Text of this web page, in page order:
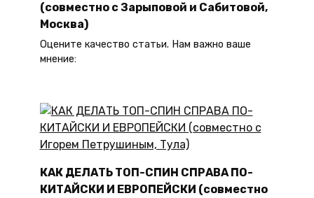
(совместно с Зарыповой и Сабитовой,
Москва)
Оцените качество статьи. Нам важно ваше
мнение:
КАК ДЕЛАТЬ ТОП-СПИН СПРАВА ПО-
КИТАЙСКИ И ЕВРОПЕЙСКИ (совместно